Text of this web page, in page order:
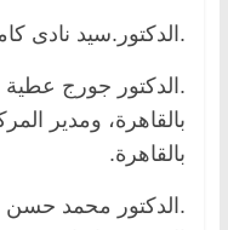
.الدكتور.سيد نادى
.الدكتور جورج
بالقاهرة، ومدير
بالقاهرة.
.الدكتور محمد